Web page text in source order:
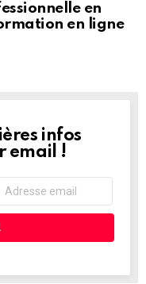
en
en ligne
infos
email !